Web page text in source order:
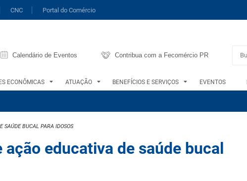
CNC Portal do Comércio
Calendário de Eventos Contribua com a Fecomércio PR
ECONÔMICAS ATUAÇÃO BENEFÍCIOS E SERVIÇOS EVENTOS
SAÚDE BUCAL PARA IDOSOS
ação educativa de saúde bucal